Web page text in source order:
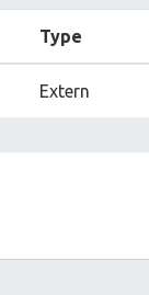
Type
Extern